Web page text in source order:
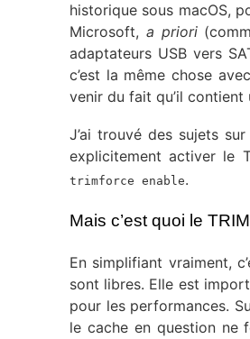
historique sous macOS,
Microsoft, a priori
adaptateurs USB vers
c’est la même chose
venir du fait qu’il
J’ai trouvé des sujets sur
explicitement activer le
trimforce enable.
Mais c’est quoi le
En simplifiant vraiment,
sont libres. Elle est
pour les performances.
le cache en question ne